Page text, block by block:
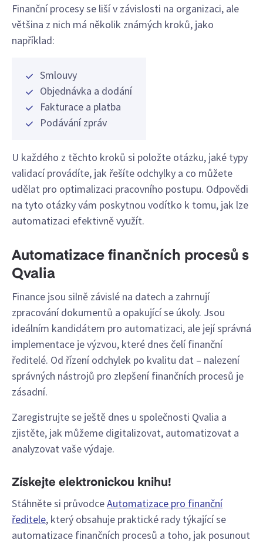
Finanční procesy se liší v závislosti na organizaci, ale
většina z nich má několik známých kroků, jako
například:
Smlouvy
Objednávka a dodání
Fakturace a platba
Podávání zpráv
U každého z těchto kroků si položte otázku, jaké typy
validací provádíte, jak řešíte odchylky a co můžete
udělat pro optimalizaci pracovního postupu. Odpovědi
na tyto otázky vám poskytnou vodítko k tomu, jak lze
automatizaci efektivně využít.
Automatizace finančních procesů s
Qvalia
Finance jsou silně závislé na datech a zahrnují
zpracování dokumentů a opakující se úkoly. Jsou
ideálním kandidátem pro automatizaci, ale její správná
implementace je výzvou, které dnes čelí finanční
ředitelé. Od řízení odchylek po kvalitu dat – nalezení
správných nástrojů pro zlepšení finančních procesů je
zásadní.
Zaregistrujte se ještě dnes u společnosti Qvalia a
zjistěte, jak můžeme digitalizovat, automatizovat a
analyzovat vaše výdaje.
Získejte elektronickou knihu!
Stáhněte si průvodceAutomatizace pro finanční
ředitele, který obsahuje praktické rady týkající se
automatizace finančních procesů a toho, jak posunout